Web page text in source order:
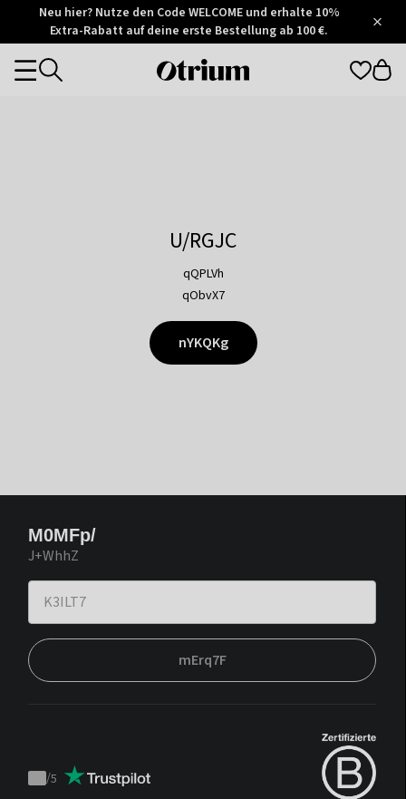
Otrium
Trustpilot
Neu hier? Nutze den Code WELCOME und erhalte 10%
Extra-Rabatt auf deine erste Bestellung ab 100 €.
Otrium
Categories
U/RGJC
qQPLVh
qObvX7
nYKQKg
M0MFp/
J+WhhZ
mErq7F
Trustpilot
/5